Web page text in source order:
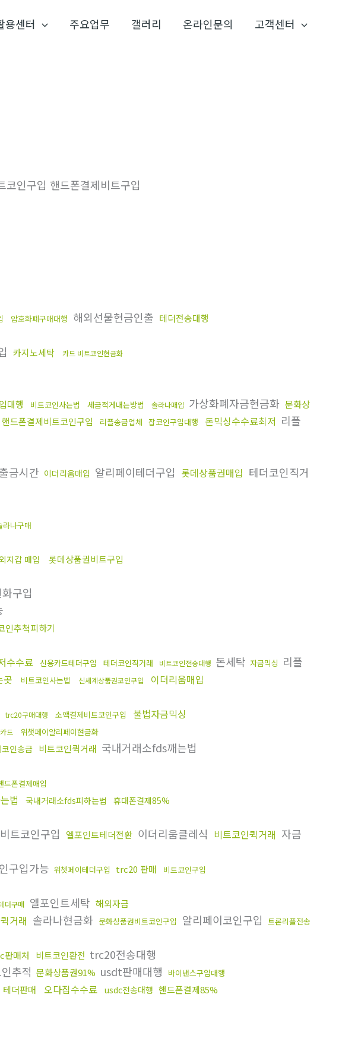
용센터 주요업무 갤러리 온라인문의 고객센터
인구입 핸드폰결제비트구입
암호화폐구매대행 해외선물현금인출 테더전송대행
카지노세탁
카드 비트코인현금화
대행 비트코인사는법 세금적게내는방법 솔라나매입 가상화폐자금현금화 문화상
핸드폰결제비트코인구입 리플송금업체 잡코인구입대행 돈믹싱수수료최저 리플
금시간 이더리움매입 알리페이테더구입 롯데상품권매입 테더코인직거
라나구매
지갑 매입 롯데상품권비트구입
구입
인추척피하기
수수료 신용카드테더구입 테더코인직거래 비트코인전송대행 돈세탁 자금믹싱 리플
곳 비트코인사는법 신세계상품권코인구입 이더리움매입
trc20구매대행 소액결제비트코인구입
불법자금믹싱
드 위챗페이알리페이현금화
코인송금 비트코인퀵거래 국내거래소fds깨는법
드폰결제매입
법 국내거래소fds피하는법
휴대폰결제85%
트코인구입 엘포인트테더전환 이더리움클레식 비트코인퀵거래 자금
구입가능 위쳇페이테더구입 trc20 판매 비트코인구입
더구매 엘포인트세탁 해외자금
거래 솔라나현금화 문화상품권비트코인구입 알리페이코인구입 트론리플전송
판매처 비트코인환전 trc20전송대행
추적 문화상품권91% usdt판매대행 바이낸스구입대행
테더판매 오다집수수료 usdc전송대행 핸드폰결제85%